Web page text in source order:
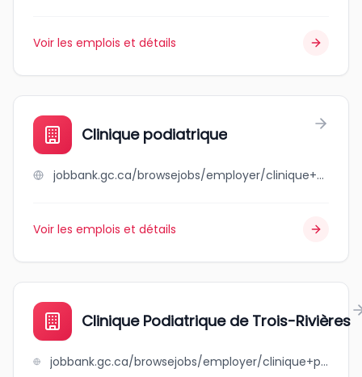
Voir les emplois et détails
Clinique podiatrique
jobbank.gc.ca/browsejobs/employer/clinique+podiatrique/ca
Voir les emplois et détails
Clinique Podiatrique de Trois-Rivières
jobbank.gc.ca/browsejobs/employer/clinique+podiatrique+de+trois-rivi%C3%A8res/ca